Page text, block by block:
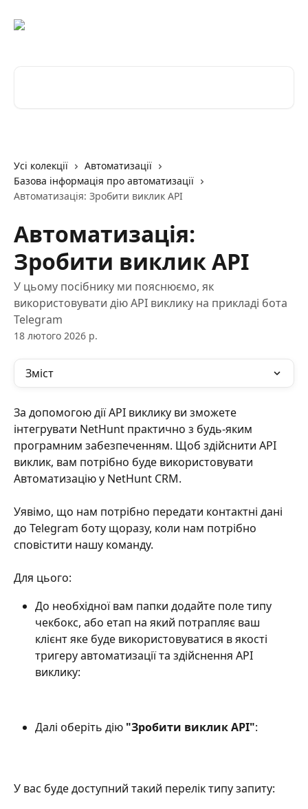
Усі колекції
Автоматизації
Базова інформація про автоматизації
Автоматизація: Зробити виклик API
Автоматизація:
Зробити виклик API
У цьому посібнику ми пояснюємо, як
використовувати дію API виклику на прикладі бота
Telegram
18 лютого 2026 р.
Зміст
За допомогою дії API виклику ви зможете
інтегрувати NetHunt практично з будь-яким
програмним забезпеченням. Щоб здійснити API
виклик, вам потрібно буде використовувати
Автоматизацію у NetHunt CRM.
Уявімо, що нам потрібно передати контактні дані
до Telegram боту щоразу, коли нам потрібно
сповістити нашу команду.
Для цього:
До необхідної вам папки додайте поле типу
чекбокс, або етап на який потрапляє ваш
клієнт яке буде використовуватися в якості
тригеру автоматизації та здійснення API
виклику:
Далі оберіть дію "Зробити виклик API":
У вас буде доступний такий перелік типу запиту: